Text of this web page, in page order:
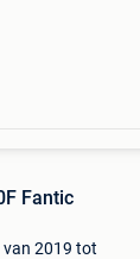
Fantic
van 2019 tot